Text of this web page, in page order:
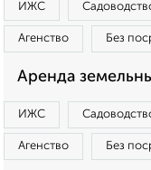
ИЖС
Агенство Без
Аренда
ИЖС
Агенство Без